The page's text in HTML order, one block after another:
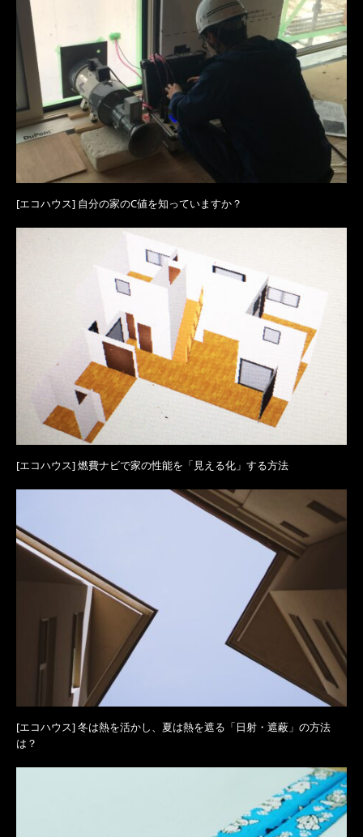
[エコハウス] 自分の家のC値を知っていますか？
[エコハウス] 燃費ナビで家の性能を「見える化」する方法
[エコハウス] 冬は熱を活かし、夏は熱を遮る「日射・遮蔽」の方法
は？